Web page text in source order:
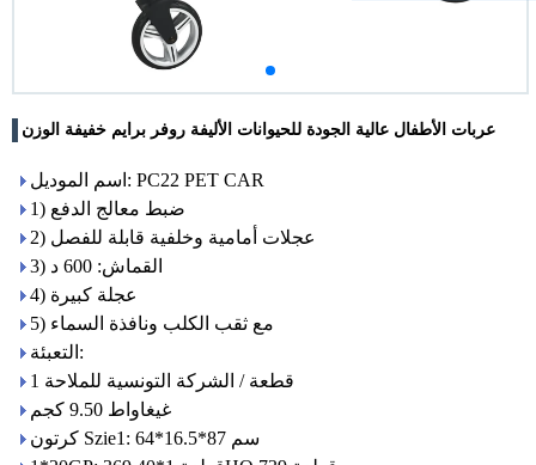
عربات الأطفال عالية الجودة للحيوانات الأليفة روفر برايم خفيفة الوزن
اسم الموديل: PC22 PET CAR
1) ضبط معالج الدفع
2) عجلات أمامية وخلفية قابلة للفصل
3) القماش: 600 د
4) عجلة كبيرة
5) مع ثقب الكلب ونافذة السماء
التعبئة:
1 قطعة / الشركة التونسية للملاحة
غيغاواط 9.50 كجم
كرتون Szie1: 64*16.5*87 سم